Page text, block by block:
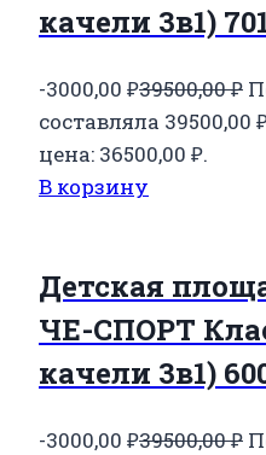
качели 3в1)
-3000,00 ₽39500,00₽
составляла 39500,00
цена: 36500,00 ₽.
В корзину
Детская
ЧЕ-СПОРТ
качели 3в1)
-3000,00 ₽39500,00₽